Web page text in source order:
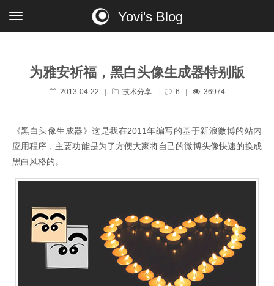
Yovi's Blog
为雅安祈福，黑白头像生成器特别版
2013-04-22 技术分享 6 36974
《黑白头像生成器》这是我在2011年编写的基于新浪微博的站内
应用程序，主要功能是为了方便大家将自己的微博头像快速的换成
黑白风格的。